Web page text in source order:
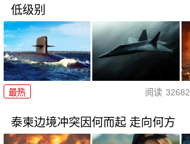
低级别
最热 阅读 32682
泰柬边境冲突因何而起 走向何方